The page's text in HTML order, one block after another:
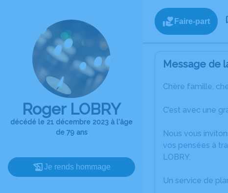
Roger LOBRY
décédé le 21 décembre 2023 à l'âge
de 79 ans
Je rends hommage
Faire-part
Message de
Chère famille,
C’est avec une
Nous vous
vos pensées à
LOBRY.
Un service de